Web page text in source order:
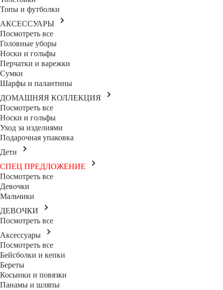
Топы и футболки
АКСЕССУАРЫ
Посмотреть все
Головные уборы
Носки и гольфы
Перчатки и варежки
Сумки
Шарфы и палантины
ДОМАШНЯЯ КОЛЛЕКЦИЯ
Посмотреть все
Носки и гольфы
Уход за изделиями
Подарочная упаковка
Дети
СПЕЦ ПРЕДЛОЖЕНИЕ
Посмотреть все
Девочки
Мальчики
ДЕВОЧКИ
Посмотреть все
Аксессуары
Посмотреть все
Бейсболки и кепки
Береты
Косынки и повязки
Панамы и шляпы